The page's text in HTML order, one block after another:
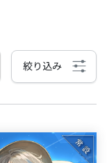
絞り込み